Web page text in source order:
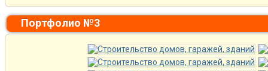
Портфолио №3